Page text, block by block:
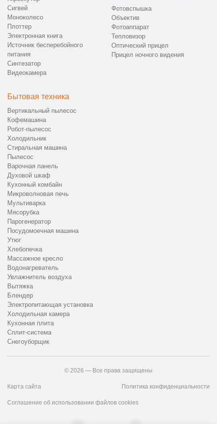
Сигвей
Моноколесо
Плоттер
Электронная книга
Источник бесперебойного
питания
Синтезатор
Видеокамера
Фотовспышка
Объектив
Фотоаппарат
Тепловизор
Оптический прицел
Прицел ночного видения
Бытовая техника
Вертикальный пылесос
Кофемашина
Робот-пылесос
Холодильник
Стиральная машина
Пылесос
Варочная панель
Духовой шкаф
Кухонный комбайн
Микроволновая печь
Мультиварка
Мясорубка
Парогенератор
Посудомоечная машина
Утюг
Хлебопечка
Массажное кресло
Водонагреватель
Увлажнитель воздуха
Вытяжка
Блендер
Электропитающая установка
Холодильная камера
Кухонная плита
Сплит-система
Снегоуборщик
© 2026 — Все права защищены
Карта сайта Политика конфиденциальности
Соглашение об использовании файлов cookies